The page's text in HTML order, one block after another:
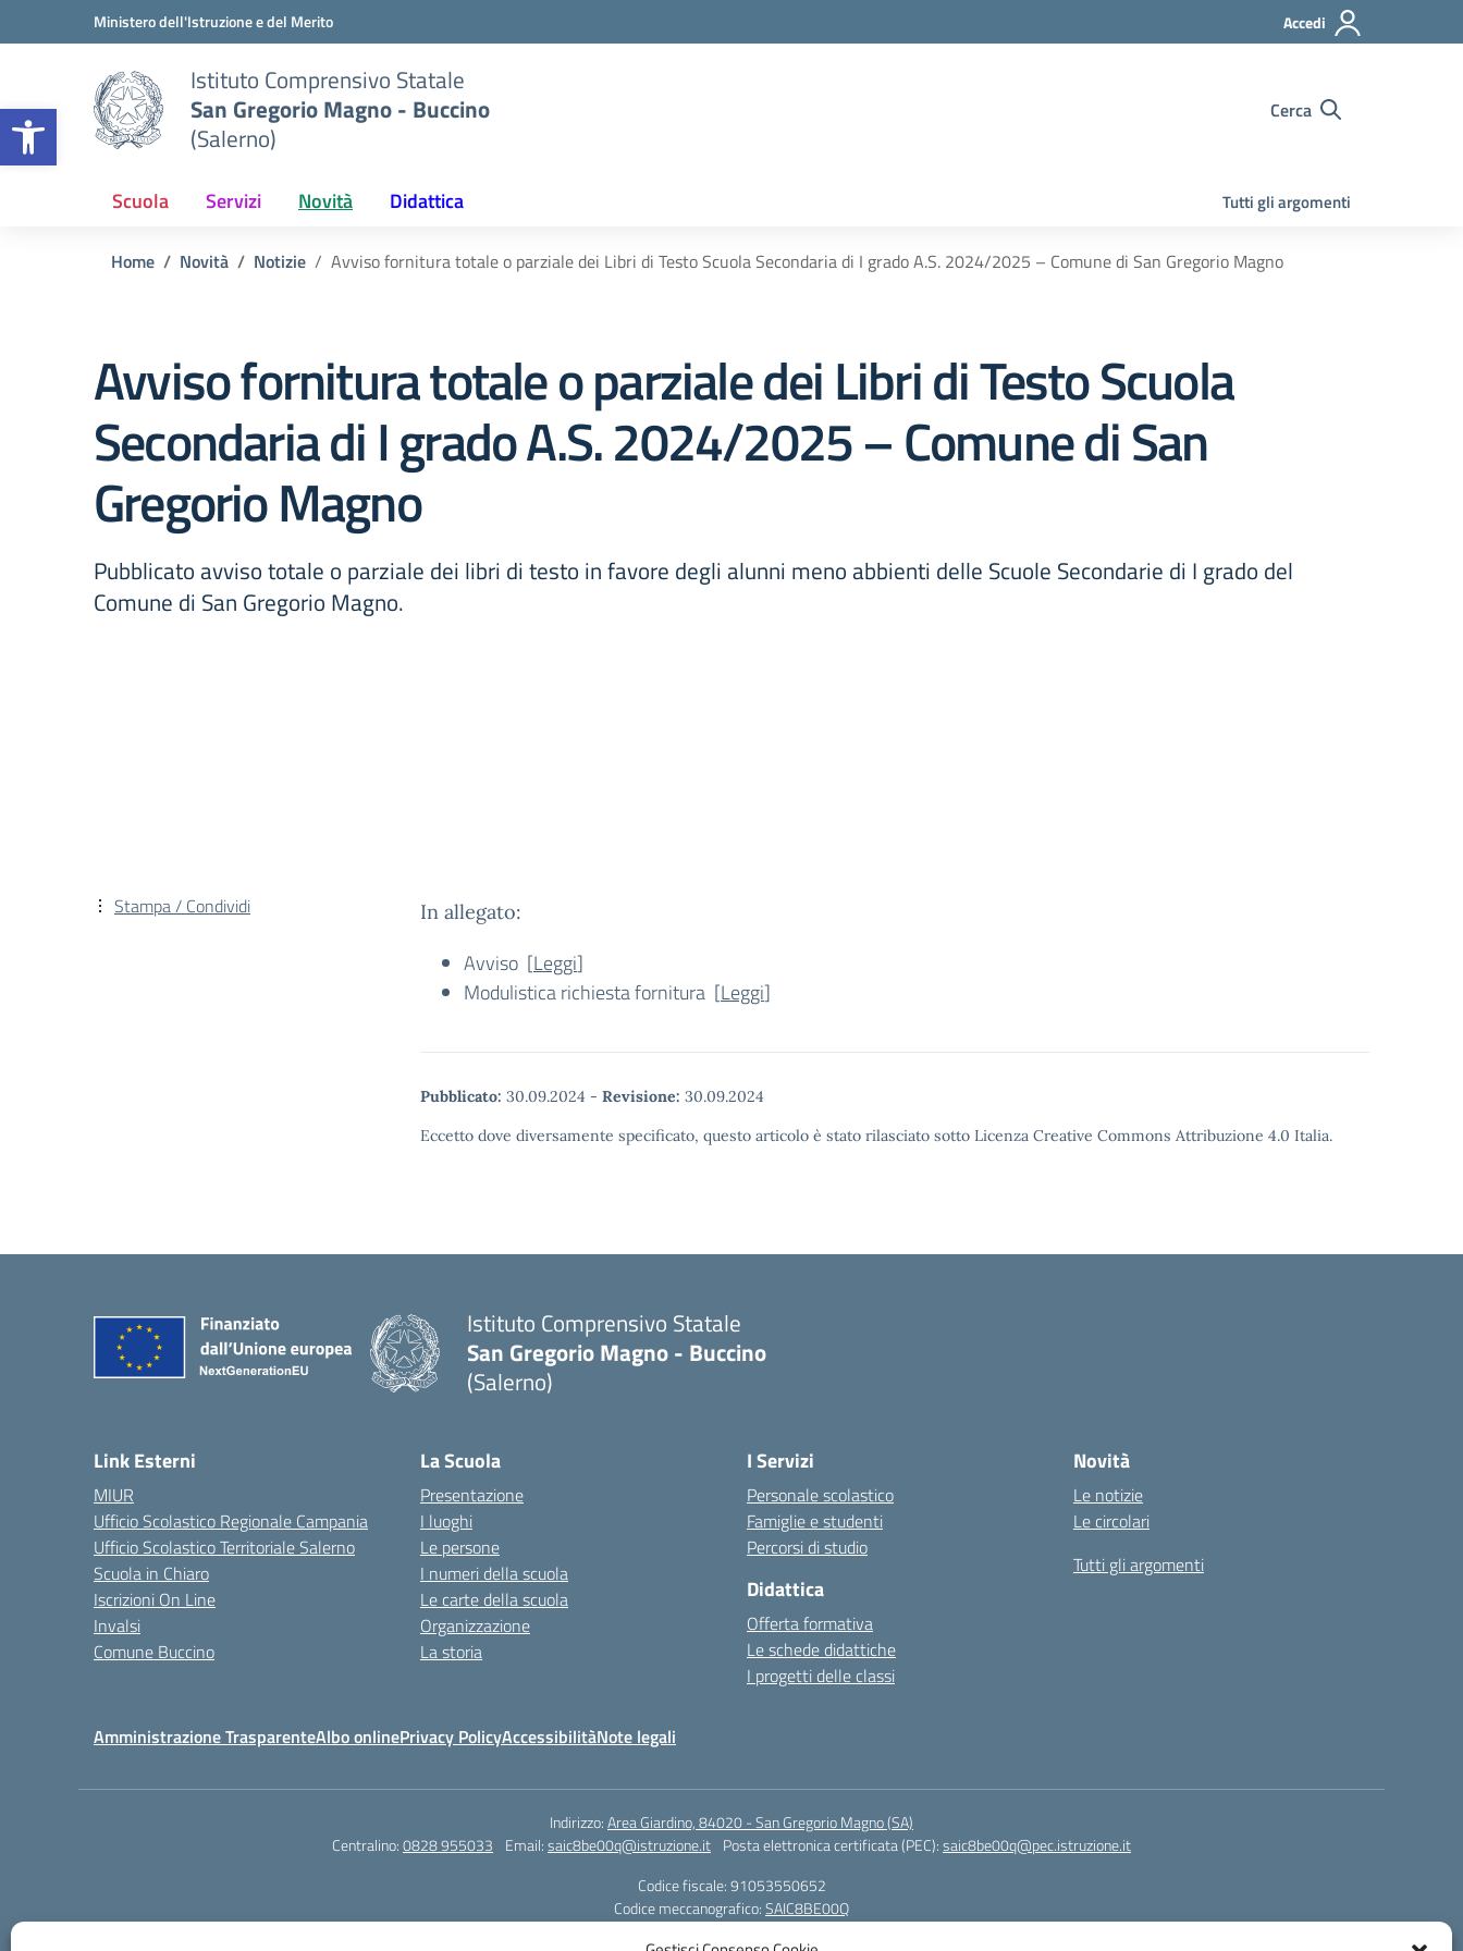
Apri la barra degli strumenti
Vai ai contenuti
Vai al menu di navigazioneMinistero dell'Istruzione e del Merito Accedi
Istituto Comprensivo Statale
San Gregorio Magno - Buccino
(Salerno)
Cerca
Scuola Servizi Novità Didattica Tutti gli argomenti
Home Novità Notizie Avviso fornitura totale o parziale dei Libri di Testo Scuola Secondaria di I grado A.S. 2024/2025 – Comune di San Gregorio Magno
Avviso fornitura totale o parziale dei Libri di Testo Scuola
Secondaria di I grado A.S. 2024/2025 – Comune di San
Gregorio Magno
Pubblicato avviso totale o parziale dei libri di testo in favore degli alunni meno abbienti delle Scuole Secondarie di I grado del
Comune di San Gregorio Magno.
In allegato:
Avviso [Leggi]
Modulistica richiesta fornitura [Leggi]
Pubblicato: 30.09.2024 - Revisione: 30.09.2024
Eccetto dove diversamente specificato, questo articolo è stato rilasciato sotto Licenza Creative Commons Attribuzione 4.0 Italia.
Stampa / Condividi
Istituto Comprensivo Statale
San Gregorio Magno - Buccino
(Salerno)
Link Esterni
MIUR
Ufficio Scolastico Regionale Campania
Ufficio Scolastico Territoriale Salerno
Scuola in Chiaro
Iscrizioni On Line
Invalsi
Comune Buccino
La Scuola
Presentazione
I luoghi
Le persone
I numeri della scuola
Le carte della scuola
Organizzazione
La storia
I Servizi
Personale scolastico
Famiglie e studenti
Percorsi di studio
Didattica
Offerta formativa
Le schede didattiche
I progetti delle classi
Novità
Le notizie
Le circolari
Tutti gli argomenti
Amministrazione TrasparenteAlbo onlinePrivacy PolicyAccessibilitàNote legali
Indirizzo:Area Giardino, 84020 - San Gregorio Magno (SA)
Centralino:0828 955033 Email:saic8be00q@istruzione.it Posta elettronica certificata (PEC):saic8be00q@pec.istruzione.it
Codice fiscale: 91053550652
Codice meccanografico:SAIC8BE00Q